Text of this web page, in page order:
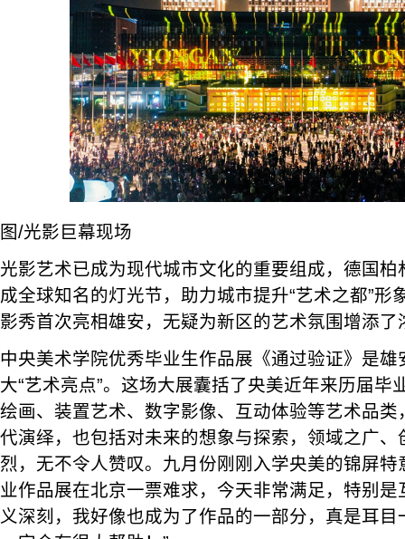
图/光影巨幕现场
光影艺术已成为现代城市文化的重要组成，德国
成全球知名的灯光节，助力城市提升“艺术之都”形
影秀首次亮相雄安，无疑为新区的艺术氛围增添了
中央美术学院优秀毕业生作品展《通过验证》是
大“艺术亮点”。这场大展囊括了央美近年来历届毕
绘画、装置艺术、数字影像、互动体验等艺术品
代演绎，也包括对未来的想象与探索，领域之广
烈，无不令人赞叹。九月份刚刚入学央美的锦屏特
业作品展在北京一票难求，今天非常满足，特别
义深刻，我好像也成为了作品的一部分，真是耳